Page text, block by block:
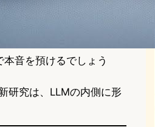
音を預けるでしょう
研究は、LLMの内側に形